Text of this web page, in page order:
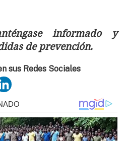
informado y
de prevención.
sus Redes Sociales